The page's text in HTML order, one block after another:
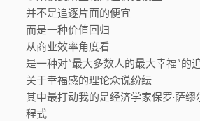
并不是追逐片面的便宜
而是一种价值回归
从商业效率角度看
是一种对“最大多数人的最大幸福”的
关于幸福感的理论众说纷纭
其中最打动我的是经济学家保罗·萨
程式